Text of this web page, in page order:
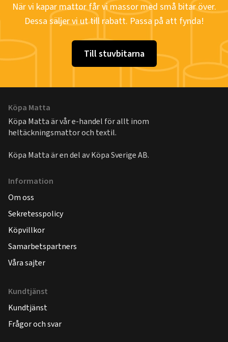
När vi kapar mattor får vi massor med små bitar över.
Dessa säljer vi ut till rabatt. Passa på att fynda!
Till stuvbitarna
Köpa Matta
Köpa Matta är vår e-handel för allt inom
heltäckningsmattor och textil.
Köpa Matta är en del avKöpa Sverige AB.
Information
Om oss
Sekretesspolicy
Köpvillkor
Samarbetspartners
Våra sajter
Kundtjänst
Kundtjänst
Frågor och svar